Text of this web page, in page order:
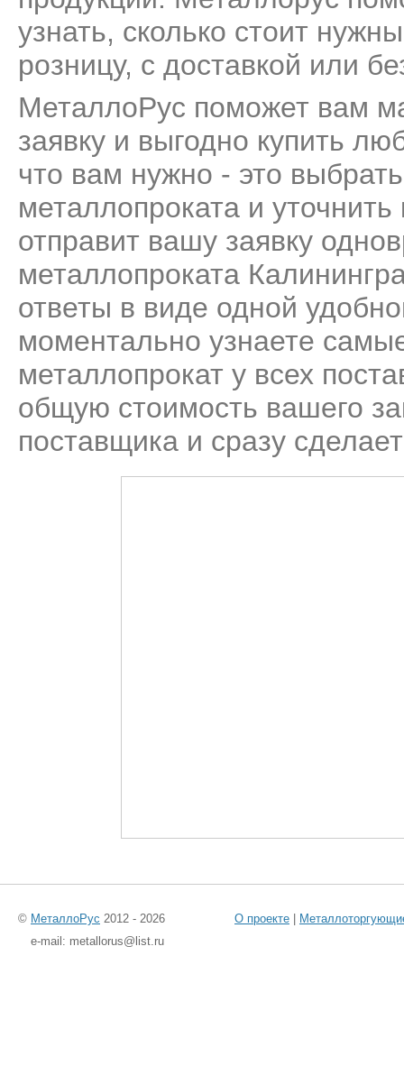
узнать, сколько стоит
розницу, с доставкой или
МеталлоРус поможет вам
заявку и выгодно купить
что вам нужно - это
металлопроката и
отправит вашу заявку
металлопроката
ответы в виде одной
моментально узнаете
металлопрокат у всех
общую стоимость вашего
поставщика и сразу
© МеталлоРус 2012 - 2026 О проекте
e-mail: metallorus@list.ru